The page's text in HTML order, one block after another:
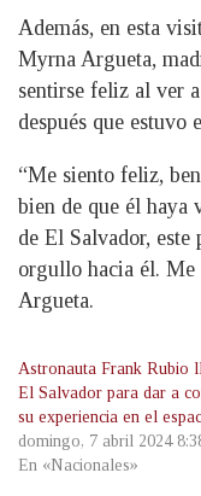
Además, en esta
Myrna Argueta,
sentirse feliz al ver
después que estuvo
“Me siento feliz,
bien de que él haya
de El Salvador, este
orgullo hacia él.
Argueta.
Astronauta Frank Rubio
El Salvador para dar a
su experiencia en el
domingo, 7 abril 2024
En «Nacionales»